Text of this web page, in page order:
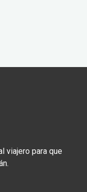
viajero para que